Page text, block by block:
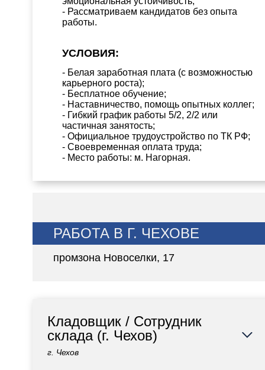
- Рассматриваем кандидатов без опыта
работы.
УСЛОВИЯ:
- Белая заработная плата (с возможностью
карьерного роста);
- Бесплатное обучение;
- Наставничество, помощь опытных коллег;
- Гибкий график работы 5/2, 2/2 или
частичная занятость;
- Официальное трудоустройство по ТК РФ;
- Своевременная оплата труда;
- Место работы: м. Нагорная.
РАБОТА В Г. ЧЕХОВЕ
промзона Новоселки, 17
Кладовщик / Сотрудник
склада (г. Чехов)
г. Чехов